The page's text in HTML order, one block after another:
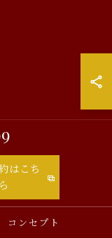
はこち
ら
コンセプト